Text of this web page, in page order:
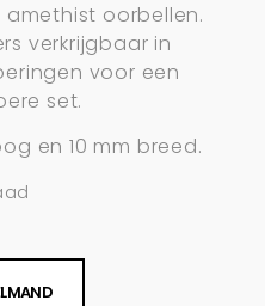
oorbellen.
verkrijgbaar in
voor een
set.
en 10 mm breed.